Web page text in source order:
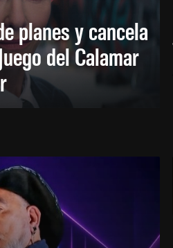
planes y cancela
del Calamar